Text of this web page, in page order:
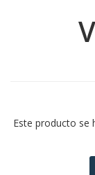
Este producto se